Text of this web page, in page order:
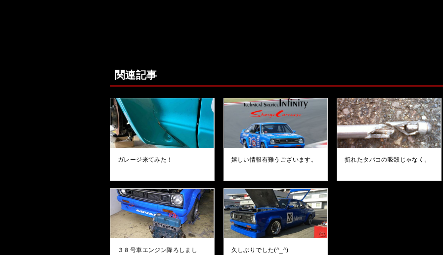
関連記事
ガレージ来てみた！ 嬉しい情報有難うございます。 折れたタバコの吸殻じゃなく。
３８号車エンジン降ろしまし
久しぶりでした(^_^)